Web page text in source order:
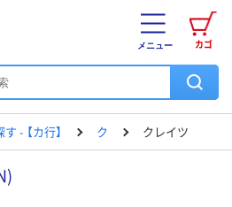
カゴ
メニュー
- 【カ行】 ク クレイツ